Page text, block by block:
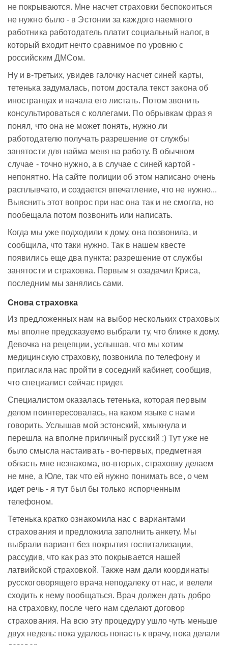
не покрываются. Мне насчет страховки беспокоиться
не нужно было - в Эстонии за каждого наемного
работника работодатель платит социальный налог, в
который входит нечто сравнимое по уровню с
российским ДМСом.
Ну и в-третьих, увидев галочку насчет синей карты,
тетенька задумалась, потом достала текст закона об
иностранцах и начала его листать. Потом звонить
консультироваться с коллегами. По обрывкам фраз я
понял, что она не может понять, нужно ли
работодателю получать разрешение от службы
занятости для найма меня на работу. В обычном
случае - точно нужно, а в случае с синей картой -
непонятно. На сайте полиции об этом написано очень
расплывчато, и создается впечатление, что не нужно...
Выяснить этот вопрос при нас она так и не смогла, но
пообещала потом позвонить или написать.
Когда мы уже подходили к дому, она позвонила, и
сообщила, что таки нужно. Так в нашем квесте
появились еще два пункта: разрешение от службы
занятости и страховка. Первым я озадачил Криса,
последним мы занялись сами.
Снова страховка
Из предложенных нам на выбор нескольких страховых
мы вполне предсказуемо выбрали ту, что ближе к дому.
Девочка на рецепции, услышав, что мы хотим
медицинскую страховку, позвонила по телефону и
пригласила нас пройти в соседний кабинет, сообщив,
что специалист сейчас придет.
Специалистом оказалась тетенька, которая первым
делом поинтересовалась, на каком языке с нами
говорить. Услышав мой эстонский, хмыкнула и
перешла на вполне приличный русский :) Тут уже не
было смысла настаивать - во-первых, предметная
область мне незнакома, во-вторых, страховку делаем
не мне, а Юле, так что ей нужно понимать все, о чем
идет речь - я тут был бы только испорченным
телефоном.
Тетенька кратко ознакомила нас с вариантами
страхования и предложила заполнить анкету. Мы
выбрали вариант без покрытия госпитализации,
рассудив, что как раз это покрывается нашей
латвийской страховкой. Также нам дали координаты
русскоговорящего врача неподалеку от нас, и велели
сходить к нему пообщаться. Врач должен дать добро
на страховку, после чего нам сделают договор
страхования. На всю эту процедуру ушло чуть меньше
двух недель: пока удалось попасть к врачу, пока делали